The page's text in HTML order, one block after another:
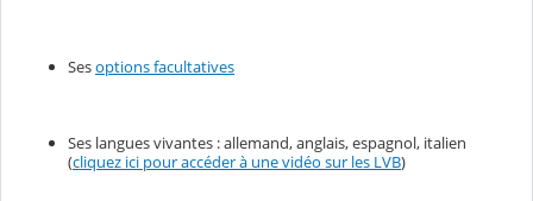
Sesoptions facultatives
Ses langues vivantes : allemand, anglais, espagnol, italien
(cliquez ici pour accéder à une vidéo sur les LVB)